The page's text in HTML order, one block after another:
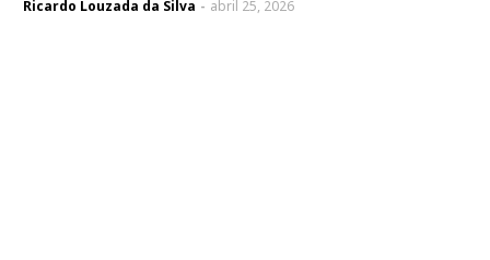
Ricardo Louzada da Silva abril 25, 2026